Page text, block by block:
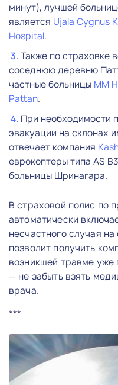
минут), лучшей
является Ujala Cygnus
Hospital.
Также по страховке
соседнюю деревню
частные больницы MM
Pattan.
При необходимости
эвакуации на склонах
отвечает компания
еврокоптеры типа AS
больницы Шринагара.
В страховой полис по
автоматически
несчастного случая
позволит получить
возникшей травме уже
— не забыть взять
врача.
***